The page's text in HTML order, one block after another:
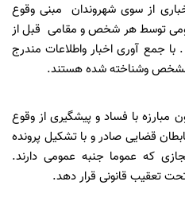
از سوی شهروندان مبنی وقوع
توسط هر شخص و مقامی قبل از
جمع آوری اخبار واطلاعات مندرج
مشخص وشناخته شده هستند.
مبارزه با فساد و پیشگیری از وقوع
قضایی صادر و با تشکیل پرونده
که عموما جنبه عمومی دارند.
تعقیب قانونی قرار دهد.